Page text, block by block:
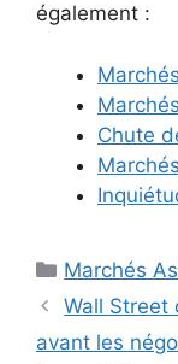
également :
Chute
Catégories
Marchés
Wall Street
avant les